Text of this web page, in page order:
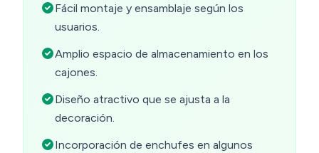
Fácil montaje y ensamblaje según los
usuarios.
Amplio espacio de almacenamiento en los
cajones.
Diseño atractivo que se ajusta a la
decoración.
Incorporación de enchufes en algunos